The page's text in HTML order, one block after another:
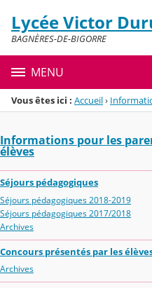
Menu de la rubrique
Contenu
Lycée Victor
BAGNÈRES-DE-BIGORRE
MENU
Vous êtes ici : Accueil›
Informations pour les
élèves
Séjours pédagogiques
Séjours pédagogiques 2018-2019
Séjours pédagogiques 2017/2018
Archives
Concours présentés par les
Archives